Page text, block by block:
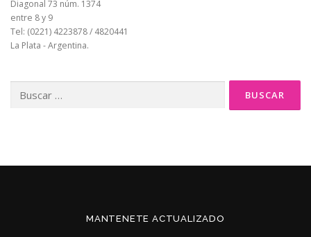
Diagonal 73 núm. 1374
entre 8 y 9
Tel: (0221) 4223878 / 4820441
La Plata - Argentina.
MANTENETE ACTUALIZADO